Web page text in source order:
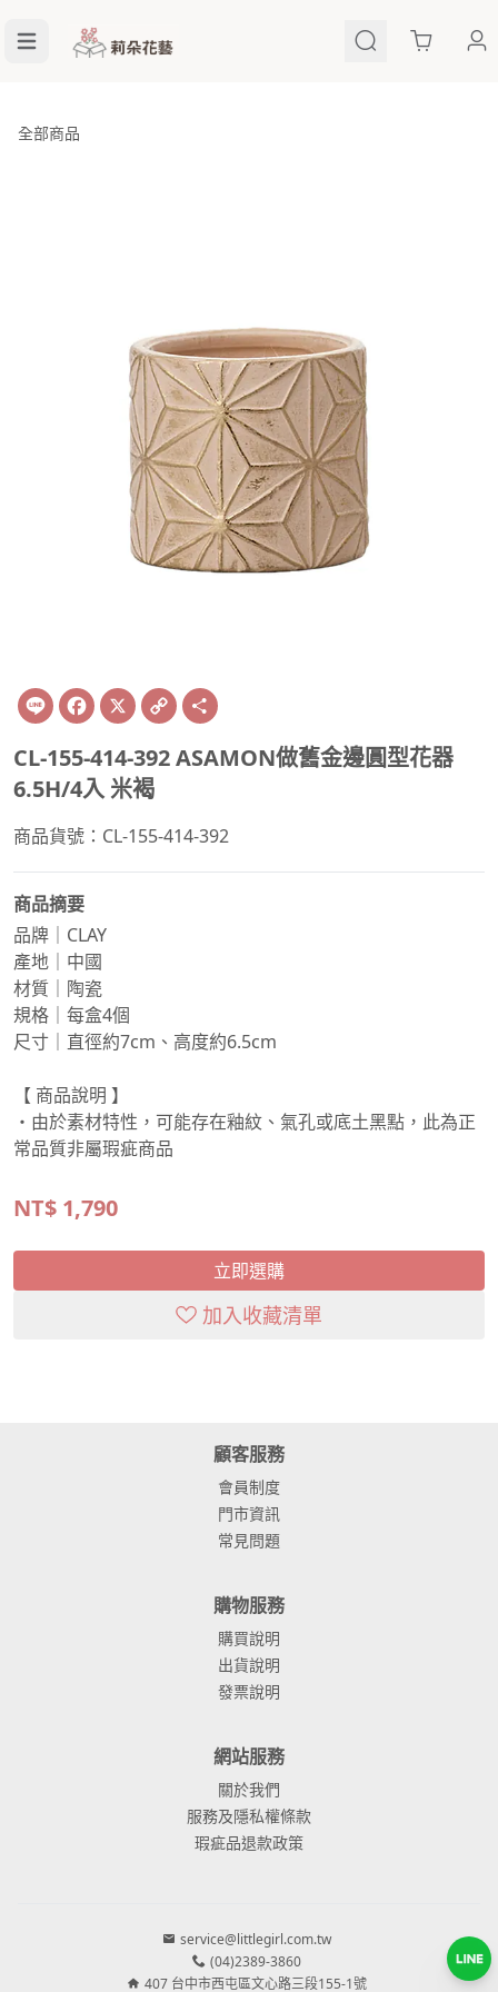
Cart
全部商品
Line Facebook
X Copy
Link
CL-155-414-392 ASAMON做舊金邊圓型花器
6.5H/4入 米褐
商品貨號：CL-155-414-392
商品摘要
品牌｜CLAY
產地｜中國
材質｜陶瓷
規格｜每盒4個
尺寸｜直徑約7cm、高度約6.5cm
【 商品說明 】
・由於素材特性，可能存在釉紋、氣孔或底土黑點，此為正
常品質非屬瑕疵商品
NT$ 1,790
立即選購
加入收藏清單
顧客服務
會員制度
門市資訊
常見問題
購物服務
購買說明
出貨說明
發票說明
網站服務
關於我們
服務及隱私權條款
瑕疵品退款政策
service@littlegirl.com.tw
(04)2389-3860
407 台中市西屯區文心路三段155-1號